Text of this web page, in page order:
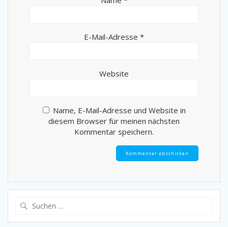
E-Mail-Adresse *
Website
Name, E-Mail-Adresse und Website in
diesem Browser für meinen nächsten
Kommentar speichern.